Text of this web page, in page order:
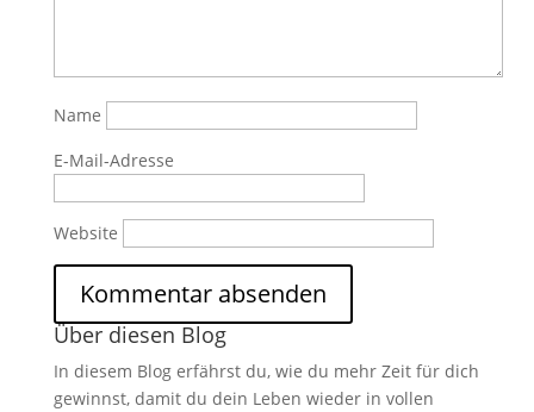
Name
E-Mail-Adresse
Website
Über diesen Blog
In diesem Blog erfährst du, wie du mehr Zeit für dich
gewinnst, damit du dein Leben wieder in vollen